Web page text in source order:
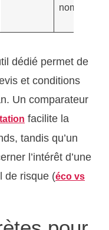
nomades
dédié permet de
et conditions
Un comparateur
facilite la
tandis qu’un
l’intérêt d’une
de risque (éco vs